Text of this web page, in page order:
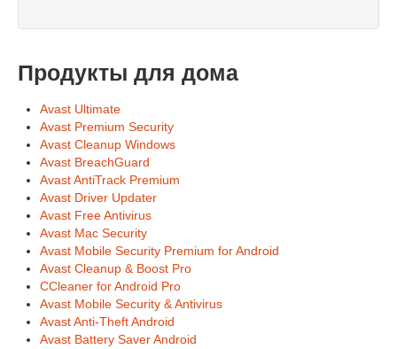
Продукты для дома
Avast Ultimate
Avast Premium Security
Avast Cleanup Windows
Avast BreachGuard
Avast AntiTrack Premium
Avast Driver Updater
Avast Free Antivirus
Avast Mac Security
Avast Mobile Security Premium for Android
Avast Cleanup & Boost Pro
CCleaner for Android Pro
Avast Mobile Security & Antivirus
Avast Anti-Theft Android
Avast Battery Saver Android